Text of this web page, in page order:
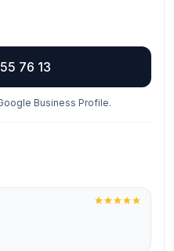
76 13
Business Profile.